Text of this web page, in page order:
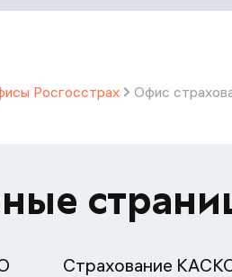
Росгосстрах Офис
Страхование